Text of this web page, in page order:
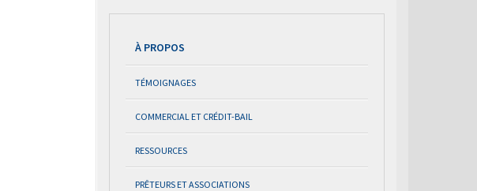
À PROPOS
TÉMOIGNAGES
COMMERCIAL ET CRÉDIT-BAIL
RESSOURCES
PRÊTEURS ET ASSOCIATIONS